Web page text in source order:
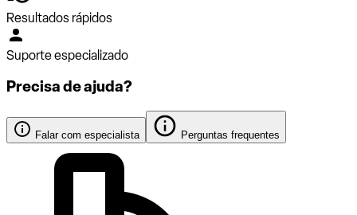
Resultados rápidos
Suporte especializado
Precisa de ajuda?
Falar com especialista Perguntas frequentes